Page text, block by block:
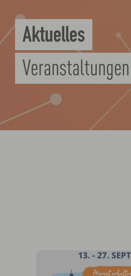
Aktuelles